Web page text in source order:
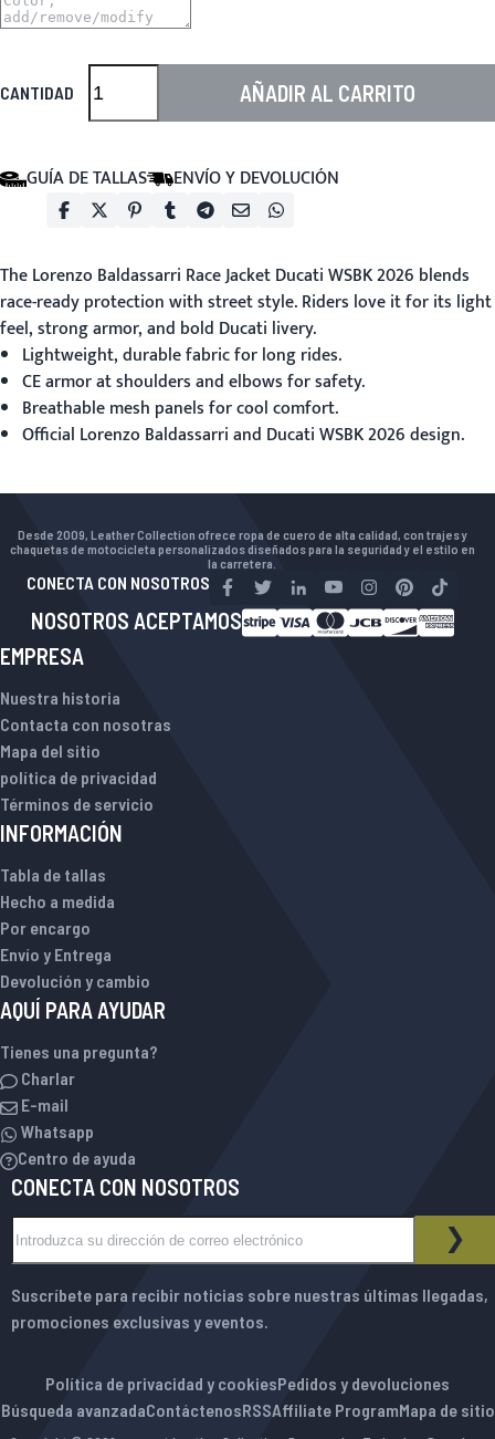
CANTIDAD AÑADIR AL CARRITO
GUÍA DE TALLAS ENVÍO Y DEVOLUCIÓN
TheLorenzo Baldassarri Race Jacket Ducati WSBK 2026 blends
race-ready protection with street style. Riders love it for its light
feel, strong armor, and bold Ducati livery.
Lightweight, durable fabric for long rides.
CE armor at shoulders and elbows for safety.
Breathable mesh panels for cool comfort.
Official Lorenzo Baldassarri and Ducati WSBK 2026 design.
Desde 2009, Leather Collection ofrece ropa de cuero de alta calidad, con trajes y
chaquetas de motocicleta personalizados diseñados para la seguridad y el estilo en
la carretera.
CONECTA CON NOSOTROS
NOSOTROS ACEPTAMOS
EMPRESA
Nuestra historia
Contacta con nosotras
Mapa del sitio
política de privacidad
Términos de servicio
INFORMACIÓN
Tabla de tallas
Hecho a medida
Por encargo
Envío y Entrega
Devolución y cambio
AQUÍ PARA AYUDAR
Tienes una pregunta?
Charlar
E-mail
Whatsapp
Centro de ayuda
CONECTA CON NOSOTROS
BOLETÍN DE NOTICIAS
Suscríbete para recibir noticias sobre nuestras últimas llegadas,
promociones exclusivas y eventos.
Política de privacidad y cookiesPedidos y devoluciones
Búsqueda avanzadaContáctenosRSSAffiliate ProgramMapa de sitio